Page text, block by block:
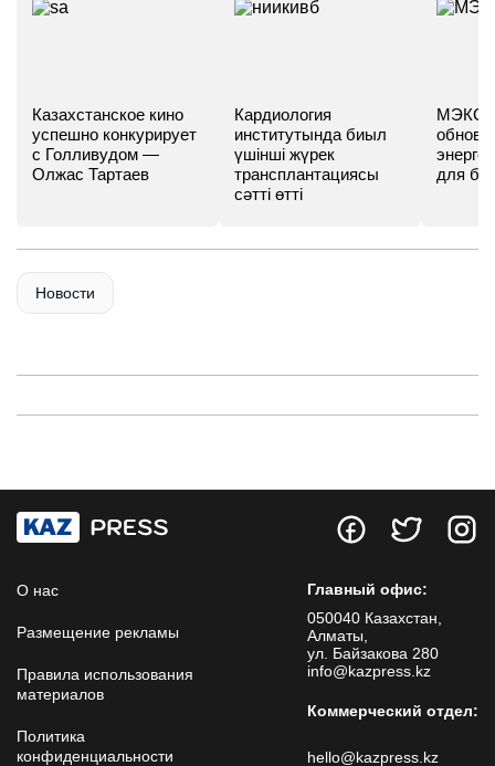
Казахстанское кино
успешно конкурирует
с Голливудом —
Олжас Тартаев
Кардиология
институтында биыл
үшінші жүрек
трансплантациясы
сәтті өтті
МЭКС -
для
Новости
О нас
Размещение рекламы
Правила использования
материалов
Политика
конфиденциальности
Главный офис:
050040 Казахстан,
Алматы,
ул. Байзакова 280
info@kazpress.kz
Коммерческий отдел:
hello@kazpress.kz